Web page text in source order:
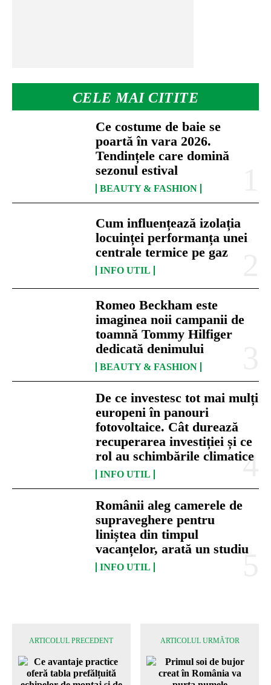
CELE MAI CITITE
Ce costume de baie se
poartă în vara 2026.
Tendințele care domină
sezonul estival
BEAUTY & FASHION
Cum influențează izolația
locuinței performanța unei
centrale termice pe gaz
INFO UTIL
Romeo Beckham este
imaginea noii campanii de
toamnă Tommy Hilfiger
dedicată denimului
BEAUTY & FASHION
De ce investesc tot mai mulți
europeni în panouri
fotovoltaice. Cât durează
recuperarea investiției și ce
rol au schimbările climatice
INFO UTIL
Românii aleg camerele de
supraveghere pentru
liniștea din timpul
vacanțelor, arată un studiu
INFO UTIL
ARTICOLUL PRECEDENT ARTICOLUL URMĂTOR